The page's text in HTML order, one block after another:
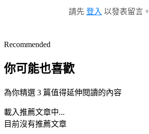
請先 登入 以發表留言。
Recommended
你可能也喜歡
為你精選 3 篇值得延伸閱讀的內容
載入推薦文章中...
目前沒有推薦文章